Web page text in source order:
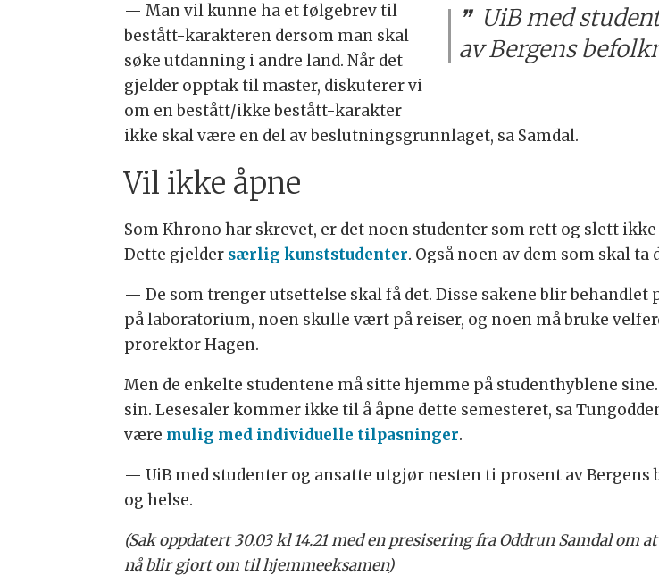
UiB med
av Bergens
— Man vil kunne ha et følgebrev til
bestått-karakteren dersom man skal
søke utdanning i andre land. Når det
gjelder opptak til master, diskuterer vi
om en bestått/ikke bestått-karakter
ikke skal være en del av beslutningsgrunnlaget, sa Samdal.
Vil ikke åpne
Som Khrono har skrevet, er det noen studenter som rett og slett
Dette gjelder særlig kunststudenter. Også noen av dem som skal
— De som trenger utsettelse skal få det. Disse sakene blir
på laboratorium, noen skulle vært på reiser, og noen må bruke
prorektor Hagen.
Men de enkelte studentene må sitte hjemme på studenthyblene
sin. Lesesaler kommer ikke til å åpne dette semesteret, sa
være mulig med individuelle tilpasninger.
— UiB med studenter og ansatte utgjør nesten ti prosent av
og helse.
(Sak oppdatert 30.03 kl 14.21 med en presisering fra Oddrun Samdal
nå blir gjort om til hjemmeeksamen)